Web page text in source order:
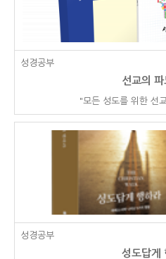
성경공부
선교의
"모든 성도를 위한 선
성경공부
성도답게